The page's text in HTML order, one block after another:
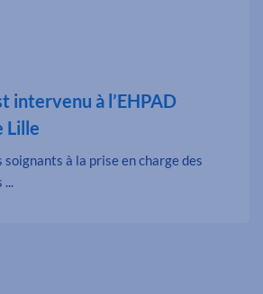
intervenu à l’EHPAD
Lille
à la prise en charge des